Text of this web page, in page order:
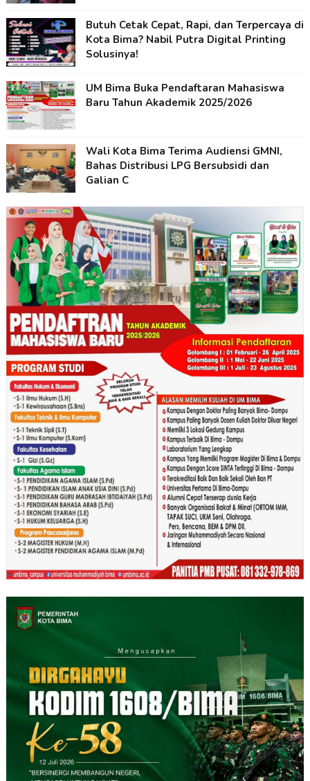
Butuh Cetak Cepat, Rapi, dan Terpercaya di
Kota Bima? Nabil Putra Digital Printing
Solusinya!
UM Bima Buka Pendaftaran Mahasiswa
Baru Tahun Akademik 2025/2026
Wali Kota Bima Terima Audiensi GMNI,
Bahas Distribusi LPG Bersubsidi dan
Galian C